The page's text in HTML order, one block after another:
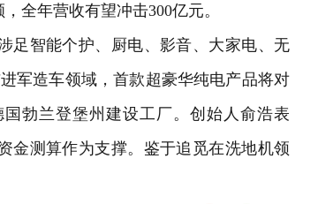
全年营收有望冲击300亿元。
智能个护、 厨电、影音、大家电、无
军造车领域，首款超豪华纯电产品将对
勃兰登堡州建设工厂。创始人俞浩表
金测算作为支撑。鉴于追觅在洗地机领